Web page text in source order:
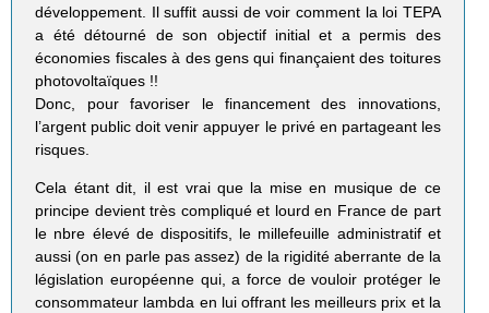
développement. Il suffit aussi de voir comment la loi TEPA
a été détourné de son objectif initial et a permis des
économies fiscales à des gens qui finançaient des toitures
photovoltaïques !!
Donc, pour favoriser le financement des innovations,
l’argent public doit venir appuyer le privé en partageant les
risques.
Cela étant dit, il est vrai que la mise en musique de ce
principe devient très compliqué et lourd en France de part
le nbre élevé de dispositifs, le millefeuille administratif et
aussi (on en parle pas assez) de la rigidité aberrante de la
législation européenne qui, a force de vouloir protéger le
consommateur lambda en lui offrant les meilleurs prix et la